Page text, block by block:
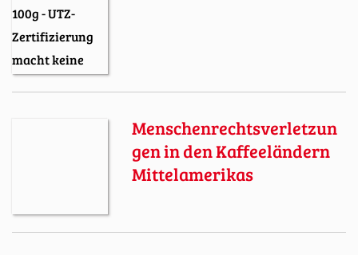
Menschenrechtsverletzun
gen in den Kaffeeländern
Mittelamerikas